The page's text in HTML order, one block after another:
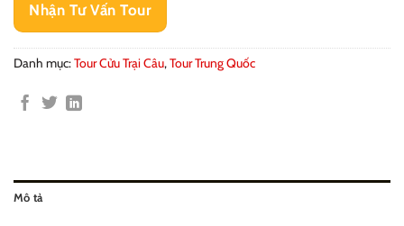
Nhận Tư Vấn Tour
Danh mục:Tour Cửu Trại Câu,Tour Trung Quốc
Mô tả